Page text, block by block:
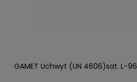
GAMET Uchwyt (UN 4606)sat. L-96